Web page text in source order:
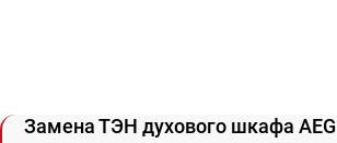
Замена ТЭН духового шкафа AEG